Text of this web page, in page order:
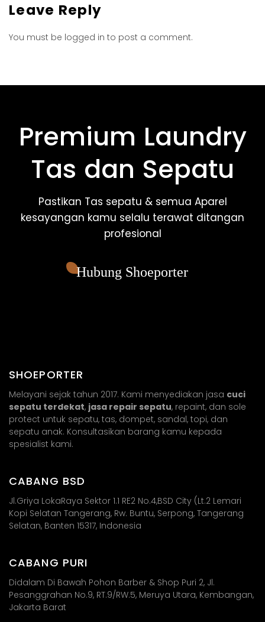
Leave Reply
You must be logged in to post a comment.
Premium Laundry
Tas dan Sepatu
Pastikan Tas sepatu & semua Aparel
kesayangan kamu selalu terawat ditangan
profesional
Hubung Shoeporter
SHOEPORTER
Melayani sejak tahun 2017. Kami menyediakan jasa cuci
sepatu terdekat, jasa repair sepatu, repaint, dan sole
protect untuk sepatu, tas, dompet, sandal, topi, dan
sepatu anak. Konsultasikan barang kamu kepada
spesialist kami.
CABANG BSD
Jl.Griya LokaRaya Sektor 1.1 RE2 No.4,BSD City (Lt.2 Lemari
Kopi Selatan Tangerang, Rw. Buntu, Serpong, Tangerang
Selatan, Banten 15317, Indonesia
CABANG PURI
Didalam Di Bawah Pohon Barber & Shop Puri 2, Jl.
Pesanggrahan No.9, RT.9/RW.5, Meruya Utara, Kembangan,
Jakarta Barat​